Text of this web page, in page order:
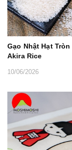
Gạo Nhật Hạt
Akira Rice
10/06/2026